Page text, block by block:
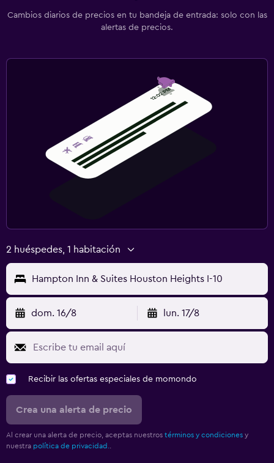
Cambios diarios de precios en tu bandeja de entrada: solo con las
alertas de precios.
2 huéspedes, 1 habitación
Hampton Inn & Suites Houston Heights I-10
dom. 16/8 lun. 17/8
Recibir las ofertas especiales de momondo
Crea una alerta de precio
Al crear una alerta de precio, aceptas nuestros términos y condiciones y
nuestra política de privacidad.